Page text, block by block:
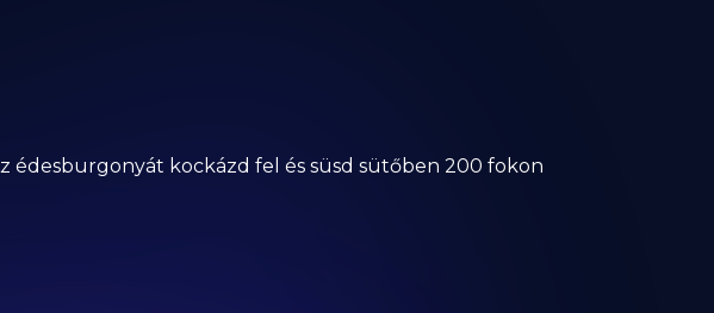
édesburgonyát kockázd fel és süsd sütőben 200 fokon